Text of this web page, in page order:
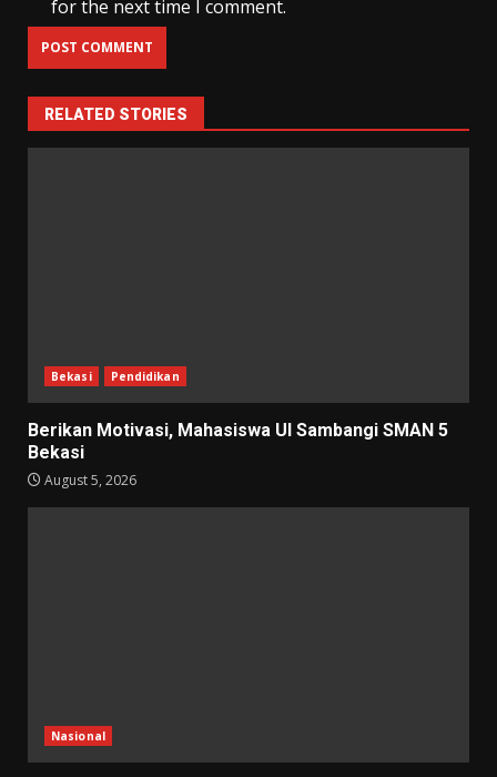
for the next time I comment.
RELATED STORIES
Bekasi Pendidikan
Berikan Motivasi, Mahasiswa UI Sambangi SMAN 5
Bekasi
August 5, 2026
Nasional